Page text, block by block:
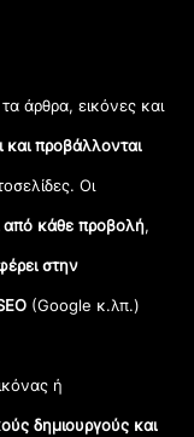
άρθρα, εικόνες και
και προβάλλονται
Οι
κάθε προβολή,
στην
(Google κ.λπ.)
ή
δημιουργούς και